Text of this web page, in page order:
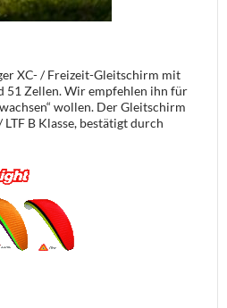
XC- / Freizeit-Gleitschirm mit
51 Zellen. Wir empfehlen ihn für
wollen. Der Gleitschirm
B Klasse, bestätigt durch